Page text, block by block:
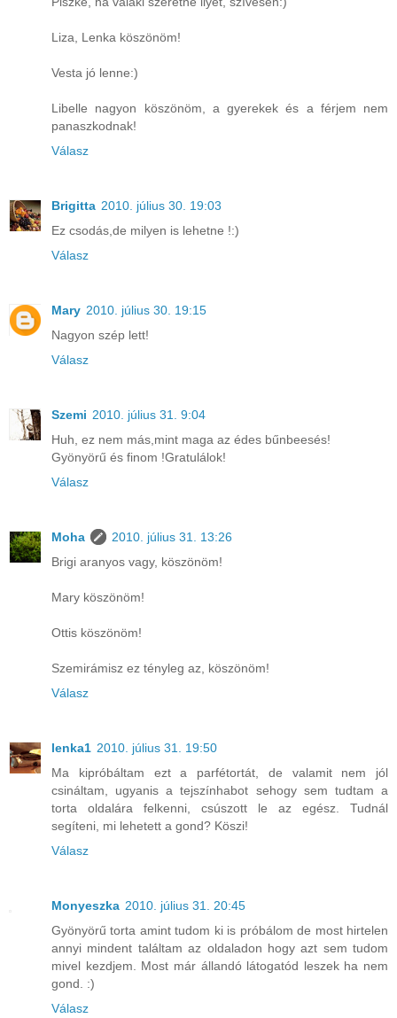
Liza, Lenka köszönöm!
Vesta jó lenne:)
Libelle nagyon köszönöm, a gyerekek és a férjem nem
panaszkodnak!
Válasz
Brigitta 2010. július 30. 19:03
Ez csodás,de milyen is lehetne !:)
Válasz
Mary 2010. július 30. 19:15
Nagyon szép lett!
Válasz
Szemi 2010. július 31. 9:04
Huh, ez nem más,mint maga az édes bűnbeesés!
Gyönyörű és finom !Gratulálok!
Válasz
Moha
2010. július 31. 13:26
Brigi aranyos vagy, köszönöm!
Mary köszönöm!
Ottis köszönöm!
Szemirámisz ez tényleg az, köszönöm!
Válasz
lenka1 2010. július 31. 19:50
Ma kipróbáltam ezt a parfétortát, de valamit nem jól
csináltam, ugyanis a tejszínhabot sehogy sem tudtam a
torta oldalára felkenni, csúszott le az egész. Tudnál
segíteni, mi lehetett a gond? Köszi!
Válasz
Monyeszka 2010. július 31. 20:45
Gyönyörű torta amint tudom ki is próbálom de most hirtelen
annyi mindent találtam az oldaladon hogy azt sem tudom
mivel kezdjem. Most már állandó látogatód leszek ha nem
gond. :)
Válasz